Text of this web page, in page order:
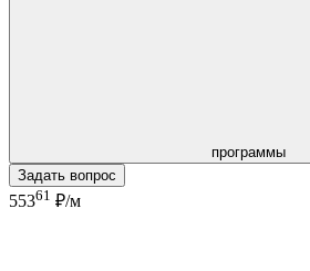
программы
Задать вопрос
55361 ₽/м